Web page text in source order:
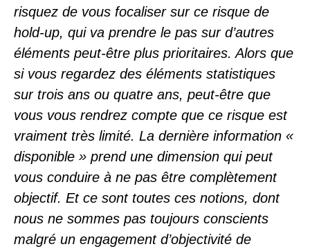
risquez de vous focaliser sur ce risque de
hold-up, qui va prendre le pas sur d’autres
éléments peut-être plus prioritaires. Alors que
si vous regardez des éléments statistiques
sur trois ans ou quatre ans, peut-être que
vous vous rendrez compte que ce risque est
vraiment très limité. La dernière information «
disponible » prend une dimension qui peut
vous conduire à ne pas être complètement
objectif. Et ce sont toutes ces notions, dont
nous ne sommes pas toujours conscients
malgré un engagement d’objectivité de